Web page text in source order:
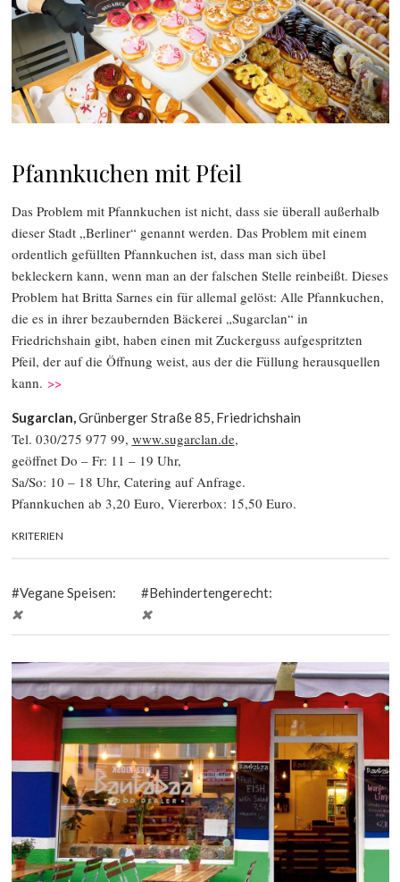
Pfannkuchen mit Pfeil
Das Problem mit Pfannkuchen ist nicht, dass sie überall außerhalb
dieser Stadt „Berliner“ genannt werden. Das Problem mit einem
ordentlich gefüllten Pfannkuchen ist, dass man sich übel
bekleckern kann, wenn man an der falschen Stelle reinbeißt. Dieses
Problem hat Britta Sarnes ein für allemal gelöst: Alle Pfannkuchen,
die es in ihrer bezaubernden Bäckerei „Sugarclan“ in
Friedrichshain gibt, haben einen mit Zuckerguss aufgespritzten
Pfeil, der auf die Öffnung weist, aus der die Füllung herausquellen
kann. >>
Sugarclan,Grünberger Straße 85, Friedrichshain
Tel. 030/275 977 99, www.sugarclan.de,
geöffnet Do – Fr: 11 – 19 Uhr,
Sa/So: 10 – 18 Uhr, Catering auf Anfrage.
Pfannkuchen ab 3,20 Euro, Viererbox: 15,50 Euro.
KRITERIEN
Vegane Speisen: Behindertengerecht: